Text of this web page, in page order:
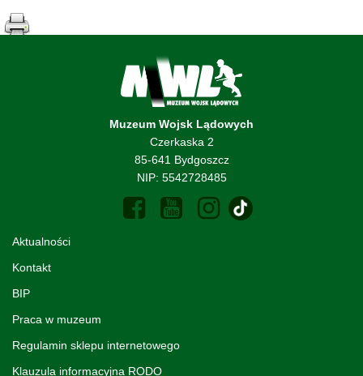
Muzeum Wojsk Lądowych
Czerkaska 2
85-641 Bydgoszcz
NIP: 5542728485
Aktualności
Kontakt
BIP
Praca w muzeum
Regulamin sklepu internetowego
Klauzula informacyjna RODO